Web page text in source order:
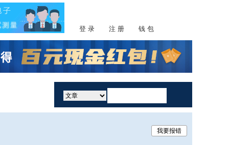
登 录 注 册 钱 包
我要报错